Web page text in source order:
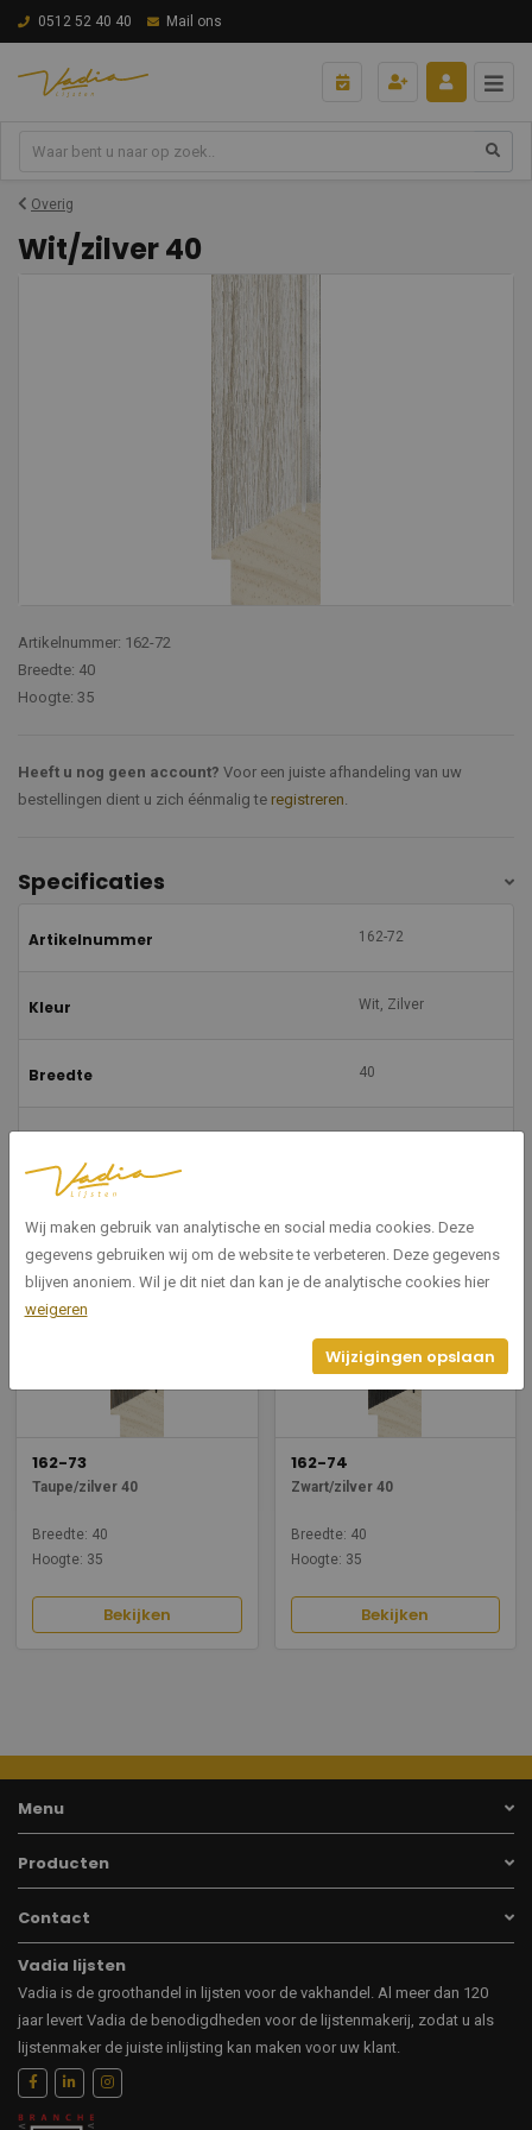
0512 52 40 40 Mail ons
Overig
Wit/zilver 40
Artikelnummer: 162-72
Breedte: 40
Hoogte: 35
Heeft u nog geen account? Voor een juiste afhandeling van uw
bestellingen dient u zich éénmalig te registreren.
Specificaties
Artikelnummer 162-72
Kleur Wit, Zilver
Breedte 40
Gerelateerde producten
162-73
Taupe/zilver 40
Breedte: 40
Hoogte: 35
Bekijken
162-74
Zwart/zilver 40
Breedte: 40
Hoogte: 35
Bekijken
Menu
Producten
Contact
Vadia lijsten
Vadia is de groothandel in lijsten voor de vakhandel. Al meer dan 120
jaar levert Vadia de benodigdheden voor de lijstenmakerij, zodat u als
lijstenmaker de juiste inlijsting kan maken voor uw klant.
Wij maken gebruik van analytische en social media cookies. Deze
gegevens gebruiken wij om de website te verbeteren. Deze gegevens
blijven anoniem. Wil je dit niet dan kan je de analytische cookies hier
weigeren
Wijzigingen opslaan